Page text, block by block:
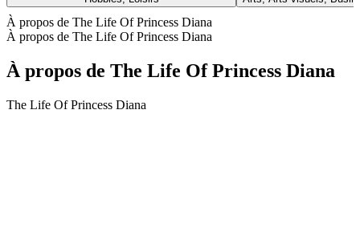
À propos de The Life Of Princess Diana
À propos de The Life Of Princess Diana
À propos de The Life Of Princess Diana
The Life Of Princess Diana